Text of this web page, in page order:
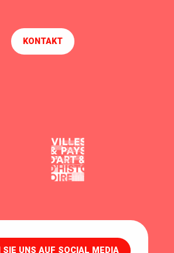
KONTAKT
SIE UNS AUF SOCIAL MEDIA